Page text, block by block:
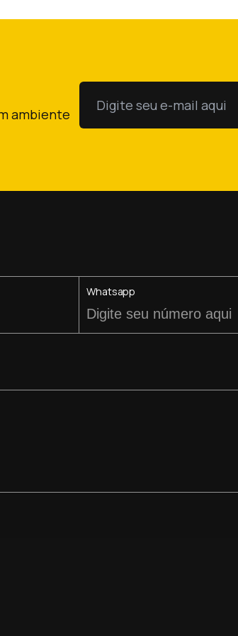
ambiente
Whatsapp